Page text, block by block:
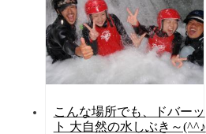
こんな場所でも、ドバーッ
ト 大自然の水しぶき～(^^♪